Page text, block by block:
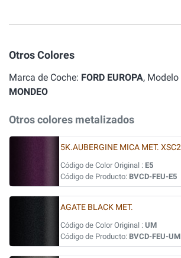
Otros Colores
Marca de Coche: FORD EUROPA, Modelo
MONDEO
Otros colores metalizados
5K.AUBERGINE MICA MET.
Código de Color Original : E5
Código de Producto: BVCD-FEU-E5
AGATE BLACK MET.
Código de Color Original : UM
Código de Producto: BVCD-FEU-UM